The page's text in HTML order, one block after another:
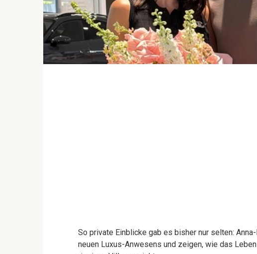
So private Einblicke gab es bisher nur selten:
neuen Luxus-Anwesens und zeigen, wie das